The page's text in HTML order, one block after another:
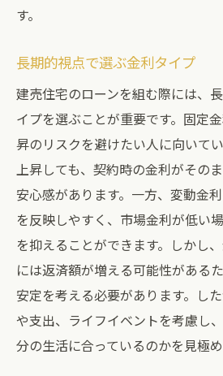
す。
長期的視点で選ぶ金利タイプ
建売住宅のローンを組む際には、
イプを選ぶことが重要です。固定
昇のリスクを避けたい人に向いて
上昇しても、契約時の金利がその
安心感があります。一方、変動金
を反映しやすく、市場金利が低い
を抑えることができます。しかし
には返済額が増える可能性がある
安定を考える必要があります。し
や支出、ライフイベントを考慮し
分の生活に合っているのかを見極め